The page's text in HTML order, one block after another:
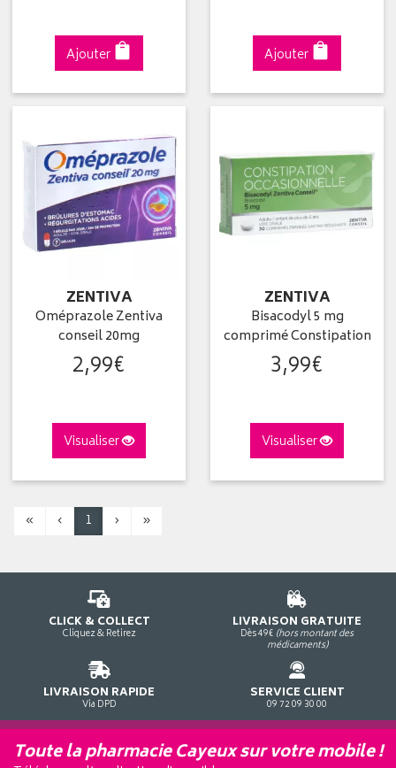
Ajouter Ajouter
ZENTIVA
Oméprazole Zentiva
conseil 20mg
2,99€
Visualiser
ZENTIVA
Bisacodyl 5 mg
comprimé Constipation
3,99€
Visualiser
« ‹ 1 › »
CLICK & COLLECT
Cliquez & Retirez
LIVRAISON GRATUITE
Dès 49€ (hors montant des
médicaments)
LIVRAISON RAPIDE
Via DPD
SERVICE CLIENT
09 72 09 30 00
Toute la pharmacie Cayeux sur votre mobile !